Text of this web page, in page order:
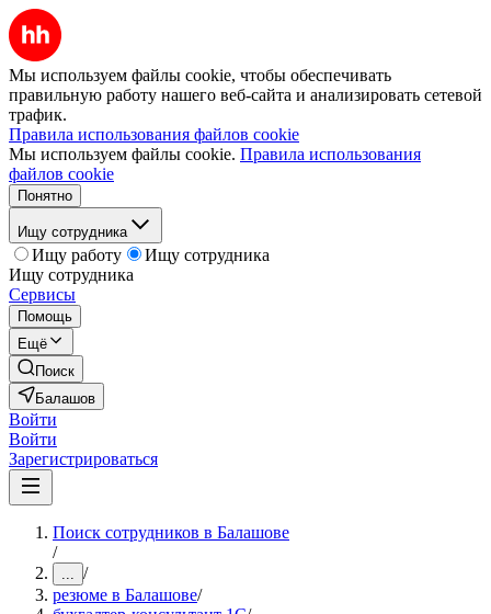
Мы используем файлы cookie, чтобы обеспечивать
правильную работу нашего веб-сайта и анализировать сетевой
трафик.
Правила использования файлов cookie
Мы используем файлы cookie. Правила использования
файлов cookie
Понятно
Ищу сотрудника
Ищу работу
Ищу сотрудника
Ищу сотрудника
Сервисы
Помощь
Ещё
Поиск
Балашов
Войти
Войти
Зарегистрироваться
Поиск сотрудников в Балашове
/
... /
резюме в Балашове/